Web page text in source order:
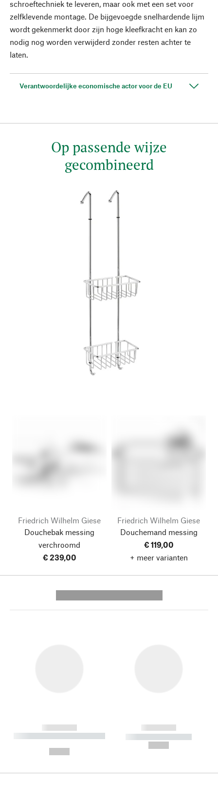
schroeftechniek te leveren, maar ook met een set voor
zelfklevende montage. De bijgevoegde snelhardende lijm
wordt gekenmerkt door zijn hoge kleefkracht en kan zo
nodig nog worden verwijderd zonder resten achter te
laten.
Verantwoordelijke economische actor voor de EU
Op passende wijze
gecombineerd
Friedrich Wilhelm Giese
Douchebak messing
verchroomd
€ 239,00
Friedrich Wilhelm Giese
Douchemand messing
€ 119,00
+ meer varianten
------------
----------- ----------- --------
------------
----------- -----------